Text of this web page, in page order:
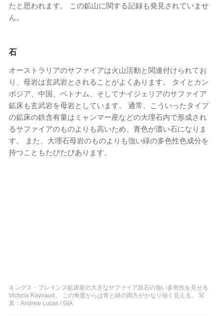
たと思われます。 この鉱山に関する記録も発見されていませ
ん。
石
オーストラリアのサファイアは火山活動と関連付けられてお
り、母岩は玄武岩とされることがよくあります。 タイとカン
ボジア、中国、ベトナム、そしてナイジェリアのサファイア
鉱床も玄武岩を母岩としています。 通常、こういったタイプ
の鉱床の鉄含有量はミャンマー産などの大理石内で形成され
るサファイアのものよりも高いため、青色が濃い石になりま
す。 また、大理石母岩のものよりも強い緑の多色性色成分を
持つこともたびたびあります。
キングス・プレインズ鉱床産の大きなサファイア原石の強い多色性を見せる
Victoria Raynaud。 この角度からは青と緑の両方がかなり強く見える。 写
真：Andrew Lucas / GIA